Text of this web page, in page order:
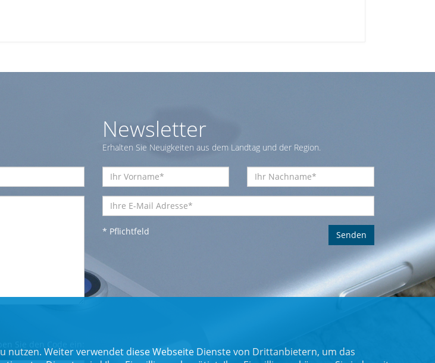
Sie den Code ein:
Newsletter
Erhalten Sie Neuigkeiten aus dem Landtag und der Region.
* Pflichtfeld
nutzen. Weiter verwendet diese Webseite Dienste von Drittanbietern, um das